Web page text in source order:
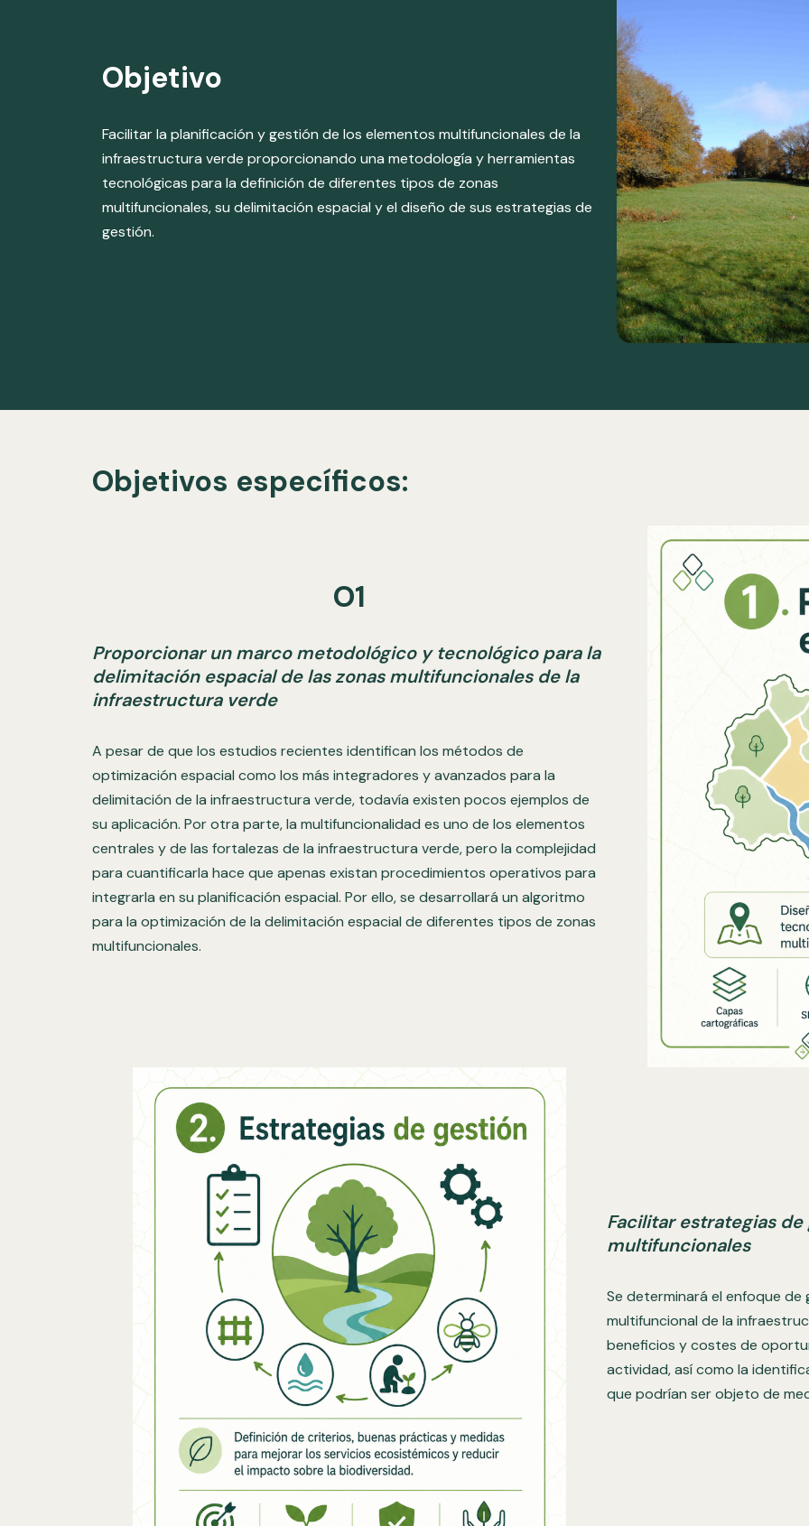
Objetivo
Facilitar la planificación y gestión de los elementos multifuncionales de la
infraestructura verde proporcionando una metodología y herramientas
tecnológicas para la definición de diferentes tipos de zonas
multifuncionales, su delimitación espacial y el diseño de sus estrategias de
gestión.
Objetivos específicos:
O1
Proporcionar un marco metodológico y tecnológico para la
delimitación espacial de las zonas multifuncionales de la
infraestructura verde
A pesar de que los estudios recientes identifican los métodos de
optimización espacial como los más integradores y avanzados para la
delimitación de la infraestructura verde, todavía existen pocos ejemplos de
su aplicación. Por otra parte, la multifuncionalidad es uno de los elementos
centrales y de las fortalezas de la infraestructura verde, pero la complejidad
para cuantificarla hace que apenas existan procedimientos operativos para
integrarla en su planificación espacial. Por ello, se desarrollará un algoritmo
para la optimización de la delimitación espacial de diferentes tipos de zonas
multifuncionales.
Facilitar estrategias de
multifuncionales
Se determinará el enfoque
multifuncional de la
beneficios y costes de
actividad, así como la
que podrían ser objeto de